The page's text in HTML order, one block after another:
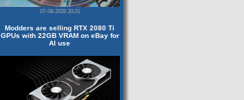
07-08-2026 20:31
Modders are selling RTX 2080 Ti
GPUs with 22GB VRAM on eBay for
AI use